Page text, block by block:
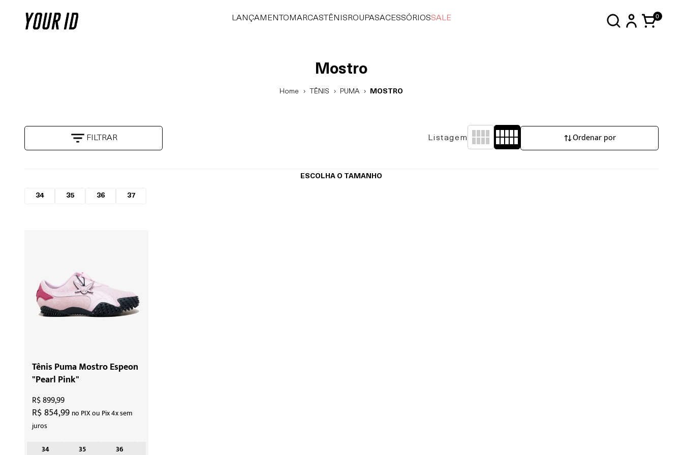
LANÇAMENTO MARCAS TÊNIS ROUPASACESSÓRIOSSALE 0
Mostro
Home TÊNIS PUMA MOSTRO
FILTRAR Listagem Ordenar por
ESCOLHA O TAMANHO
34 35 36 37
Tênis Puma Mostro Espeon
"Pearl Pink"
R$ 854,99 no PIX ou Pix 4x sem
juros
R$ 899,99
34 35 36